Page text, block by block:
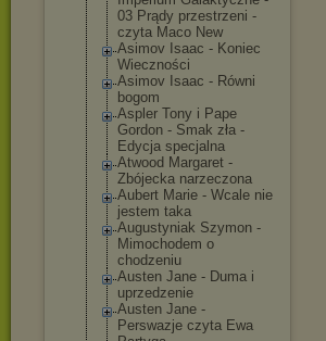
03 Prądy przestrzeni -
czyta Maco New
Asimov Isaac - Koniec
Wieczności
Asimov Isaac - Równi
bogom
Aspler Tony i Pape
Gordon - Smak zła -
Edycja specjalna
Atwood Margaret -
Zbójecka narzeczona
Aubert Marie - Wcale nie
jestem taka
Augustyniak Szymon -
Mimochodem o
chodzeniu
Austen Jane - Duma i
uprzedzenie
Austen Jane -
Perswazje czyta Ewa